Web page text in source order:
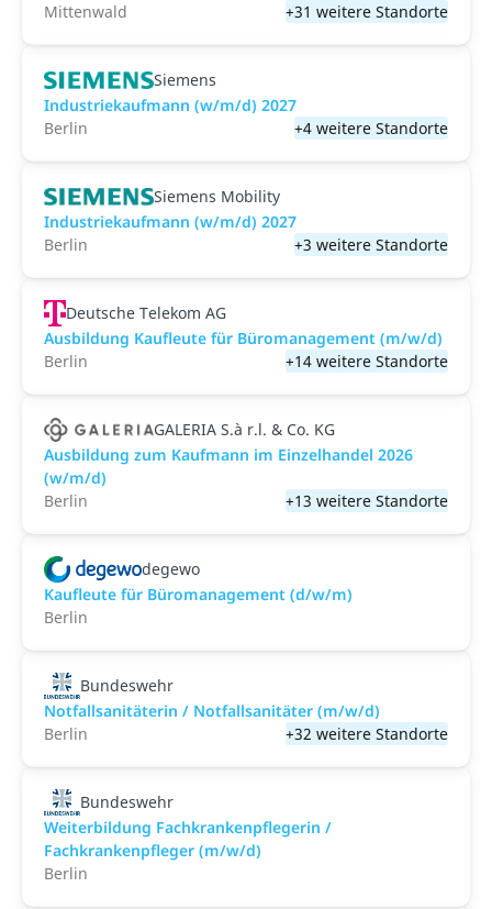
Mittenwald
+31 weitere Standorte
Siemens
Industriekaufmann (w/m/d) 2027
Berlin
+4 weitere Standorte
Siemens Mobility
Industriekaufmann (w/m/d) 2027
Berlin
+3 weitere Standorte
Deutsche Telekom AG
Ausbildung Kaufleute für Büromanagement (m/w/d)
Berlin
+14 weitere Standorte
GALERIA S.à r.l. & Co. KG
Ausbildung zum Kaufmann im Einzelhandel 2026
(w/m/d)
Berlin
+13 weitere Standorte
degewo
Kaufleute für Büromanagement (d/w/m)
Berlin
Bundeswehr
Notfallsanitäterin / Notfallsanitäter (m/w/d)
Berlin
+32 weitere Standorte
Bundeswehr
Weiterbildung Fachkrankenpflegerin /
Fachkrankenpfleger (m/w/d)
Berlin